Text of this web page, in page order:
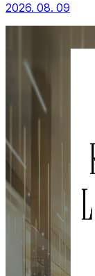
2026. 08. 09